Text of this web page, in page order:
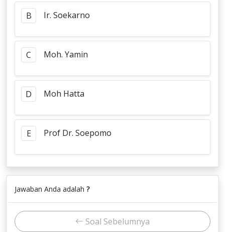
B Ir. Soekarno
C Moh. Yamin
D Moh Hatta
E Prof Dr. Soepomo
Jawaban Anda adalah ?
Soal Sebelumnya